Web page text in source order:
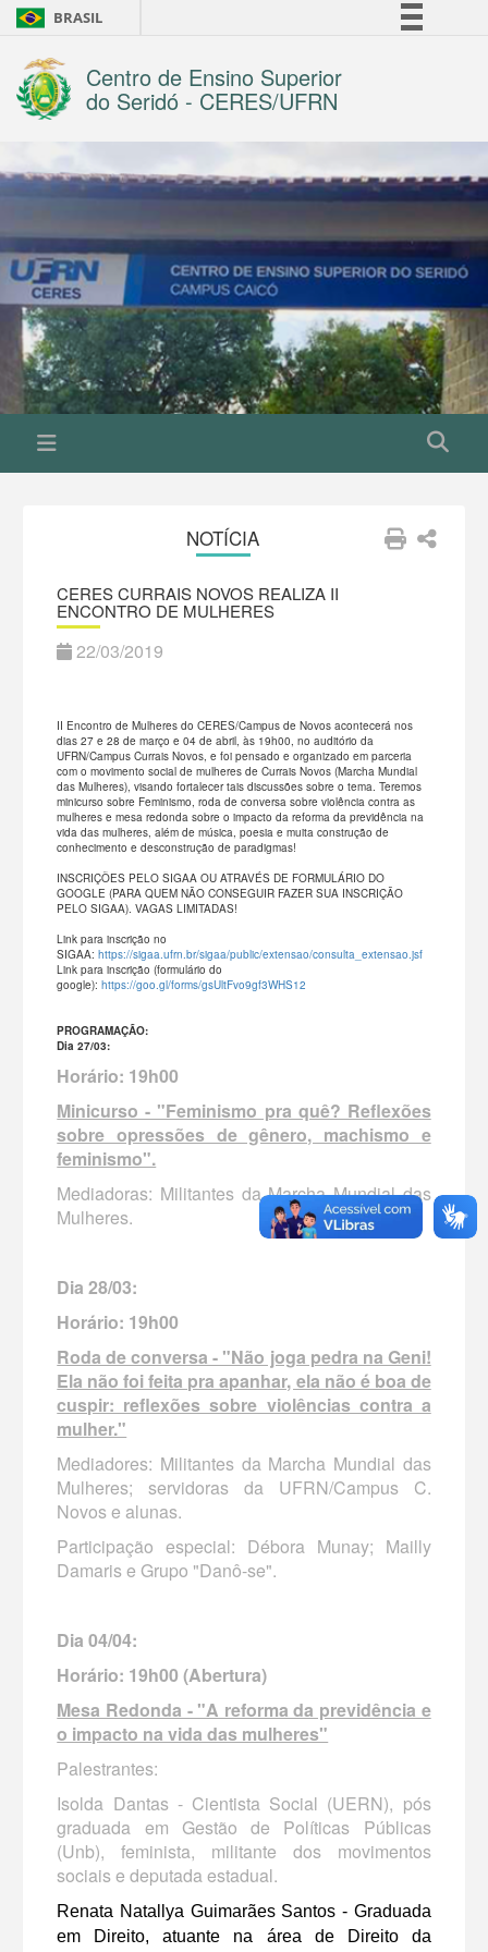
BRASIL
Comunica BR
Legislação
Centro de Ensino Superior
do Seridó - CERES/UFRN
NOTÍCIA
CERES CURRAIS NOVOS REALIZA II
ENCONTRO DE MULHERES
22/03/2019
II Encontro de Mulheres do CERES/Campus de Novos acontecerá nos
dias 27 e 28 de março e 04 de abril, às 19h00, no auditório da
UFRN/Campus Currais Novos, e foi pensado e organizado em parceria
com o movimento social de mulheres de Currais Novos (Marcha Mundial
das Mulheres), visando fortalecer tais discussões sobre o tema. Teremos
minicurso sobre Feminismo, roda de conversa sobre violência contra as
mulheres e mesa redonda sobre o impacto da reforma da previdência na
vida das mulheres, além de música, poesia e muita construção de
conhecimento e desconstrução de paradigmas!
INSCRIÇÕES PELO SIGAA OU ATRAVÉS DE FORMULÁRIO DO
GOOGLE (PARA QUEM NÃO CONSEGUIR FAZER SUA INSCRIÇÃO
PELO SIGAA). VAGAS LIMITADAS!
Link para inscrição no
SIGAA:https://sigaa.ufrn.br/sigaa/public/extensao/consulta_extensao.jsf
Link para inscrição (formulário do
google):https://goo.gl/forms/gsUltFvo9gf3WHS12
PROGRAMAÇÃO:
Dia 27/03:
Horário: 19h00
Minicurso - "Feminismo pra quê? Reflexões
sobre opressões de gênero, machismo e
feminismo".
Mediadoras: Militantes da Marcha Mundial das
Mulheres.
Dia 28/03:
Horário: 19h00
Roda de conversa - "Não joga pedra na Geni!
Ela não foi feita pra apanhar, ela não é boa de
cuspir: reflexões sobre violências contra a
mulher."
Mediadores: Militantes da Marcha Mundial das
Mulheres; servidoras da UFRN/Campus C.
Novos e alunas.
Participação especial: Débora Munay; Mailly
Damaris e Grupo "Danô-se".
Dia 04/04:
Horário: 19h00 (Abertura)
Mesa Redonda - "A reforma da previdência e
o impacto na vida das mulheres"
Palestrantes:
Isolda Dantas - Cientista Social (UERN), pós
graduada em Gestão de Políticas Públicas
(Unb), feminista, militante dos movimentos
sociais e deputada estadual.
Renata Natallya Guimarães Santos - Graduada
em Direito, atuante na área de Direito da